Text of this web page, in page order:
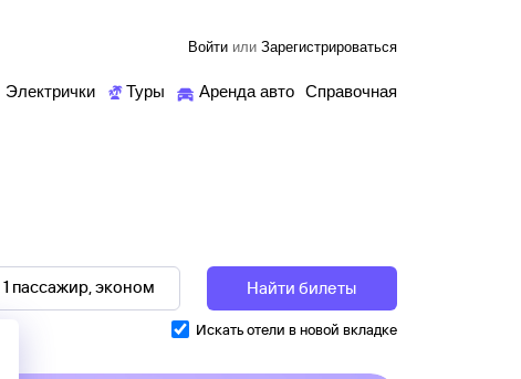
Войти или Зарегистрироваться
Электрички Туры Аренда авто Справочная
Найти билеты
Искать отели в новой вкладке